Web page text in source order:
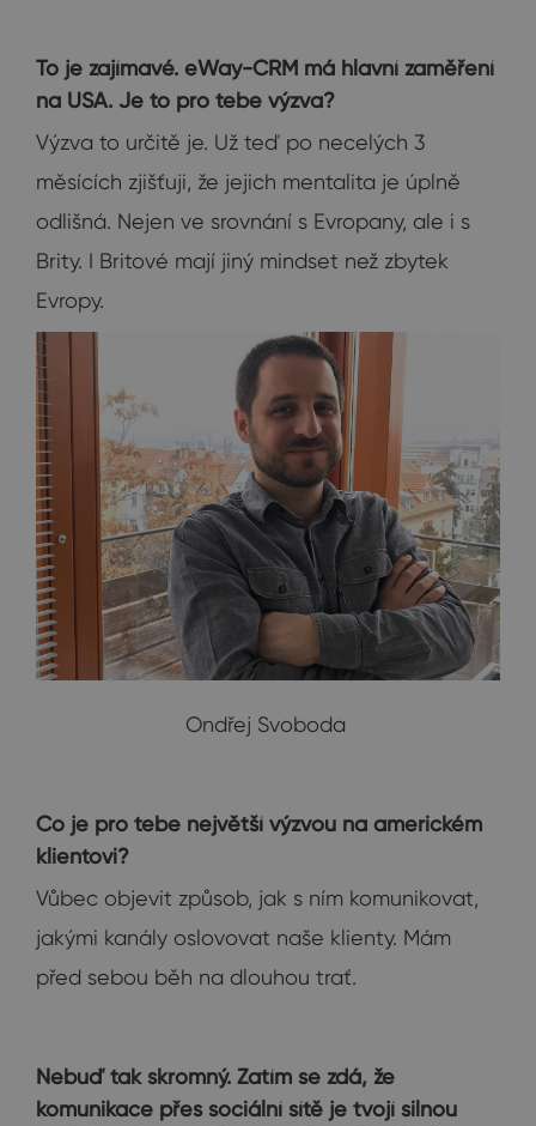
To je zajímavé. eWay-CRM má hlavní zaměření
na USA. Je to pro tebe výzva?
Výzva to určitě je. Už teď po necelých 3
měsících zjišťuji, že jejich mentalita je úplně
odlišná. Nejen ve srovnání s Evropany, ale i s
Brity. I Britové mají jiný mindset než zbytek
Evropy.
Ondřej Svoboda
Co je pro tebe největší výzvou na americkém
klientovi?
Vůbec objevit způsob, jak s ním komunikovat,
jakými kanály oslovovat naše klienty. Mám
před sebou běh na dlouhou trať.
Nebuď tak skromný. Zatím se zdá, že
komunikace přes sociální sítě je tvojí silnou